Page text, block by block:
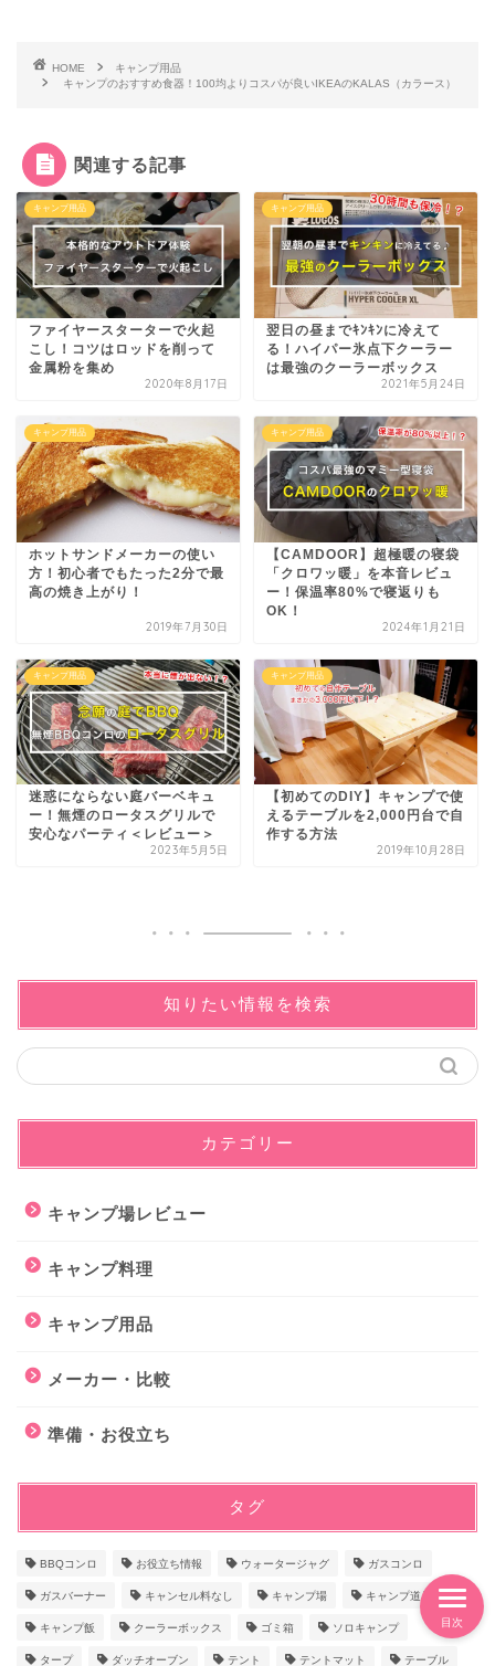
HOME
キャンプ用品
キャンプのおすすめ食器！100均よりコスパが良いIKEAのKALAS（カラース）
関連する記事
キャンプ用品
ファイヤースターターで火起
こし！コツはロッドを削って
金属粉を集め
2020年8月17日
キャンプ用品
翌日の昼までｷﾝｷﾝに冷えて
る！ハイパー氷点下クーラー
は最強のクーラーボックス
2021年5月24日
キャンプ用品
ホットサンドメーカーの使い
方！初心者でもたった2分で最
高の焼き上がり！
2019年7月30日
キャンプ用品
【CAMDOOR】超極暖の寝袋
「クロワッ暖」を本音レビュ
ー！保温率80%で寝返りも
OK！
2024年1月21日
キャンプ用品
迷惑にならない庭バーベキュ
ー！無煙のロータスグリルで
安心なパーティ＜レビュー＞
2023年5月5日
キャンプ用品
【初めてのDIY】キャンプで使
えるテーブルを2,000円台で自
作する方法
2019年10月28日
知りたい情報を検索
カテゴリー
キャンプ場レビュー
キャンプ料理
キャンプ用品
メーカー・比較
準備・お役立ち
タグ
BBQコンロ お役立ち情報 ウォータージャグ ガスコンロ
ガスバーナー キャンセル料なし キャンプ場 キャンプ道具
キャンプ飯 クーラーボックス ゴミ箱 ソロキャンプ
タープ ダッチオーブン テント テントマット テーブル
目次